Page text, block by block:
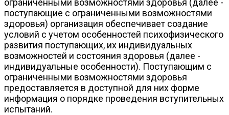
ограниченными возможностями здоровья (далее -
поступающие с ограниченными возможностями
здоровья) организация обеспечивает создание
условий с учетом особенностей психофизического
развития поступающих, их индивидуальных
возможностей и состояния здоровья (далее -
индивидуальные особенности). Поступающим с
ограниченными возможностями здоровья
предоставляется в доступной для них форме
информация о порядке проведения вступительных
испытаний.